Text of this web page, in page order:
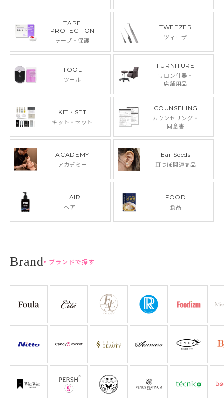
TAPE
PROTECTION
テープ・保護
TWEEZER
ツィーザ
TOOL
ツール
FURNITURE
サロン什器・
店舗用品
KIT・SET
キット・セット
COUNSELING
カウンセリング・
同意書
ACADEMY
アカデミー
Ear Seeds
耳つぼ関連商品
HAIR
ヘアー
FOOD
食品
ブランドで探す